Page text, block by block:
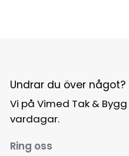
Undrar du över något?
Vi på Vimed Tak &
vardagar.
Ring oss